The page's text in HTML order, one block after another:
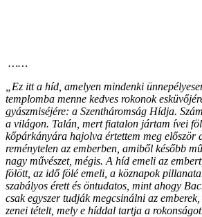
……
„Ez itt a híd, amelyen mindenki
templomba menne kedves rokonok
gyászmiséjére: a Szentháromság Hídja.
a világon. Talán, mert fiatalon jártam ívei
kőpárkányára hajolva értettem meg először
reménytelen az emberben, amiből később
nagy művészet, mégis. A híd emeli az
fölött, az idő fölé emeli, a köznapok
szabályos érett és öntudatos, mint ahogy
csak egyszer tudják megcsinálni az
zenei tételt, mely e híddal tartja a